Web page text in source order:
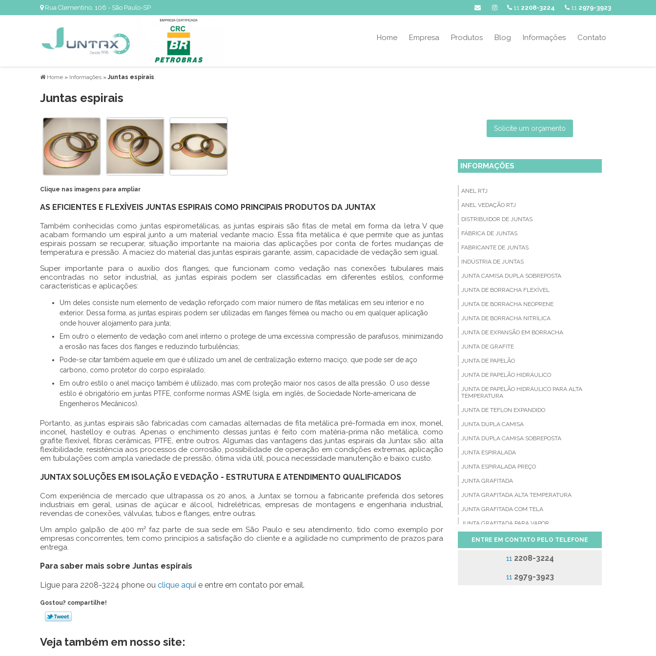
Rua Clementino, 106 - São Paulo-SP 11 2208-3224 11 2979-3923
Home Empresa Produtos Blog Informações Contato
Home » Informações »Juntas espirais
Juntas espirais
Clique nas imagens para ampliar
AS EFICIENTES E FLEXÍVEIS JUNTAS ESPIRAIS COMO PRINCIPAIS PRODUTOS DA JUNTAX
Também conhecidas como juntas espirometálicas, as juntas espiraissão fitas de metal em forma da letra V que
acabam formando um espiral junto a um material vedante macio. Essa fita metálica é que permite que as juntas
espirais possam se recuperar, situação importante na maioria das aplicações por conta de fortes mudanças de
temperatura e pressão. A maciez do material das juntas espirais garante, assim, capacidade de vedação sem igual.
Super importante para o auxílio dos flanges, que funcionam como vedação nas conexões tubulares mais
encontradas no setor industrial, as juntas espiraispodem ser classificadas em diferentes estilos, conforme
características e aplicações:
Um deles consiste num elemento de vedação reforçado com maior número de fitas metálicas em seu interior e no
exterior. Dessa forma, as juntas espirais podem ser utilizadas em flanges fêmea ou macho ou em qualquer aplicação
onde houver alojamento para junta;
Em outro o elemento de vedação com anel interno o protege de uma excessiva compressão de parafusos, minimizando
a erosão nas faces dos flanges e reduzindo turbulências;
Pode-se citar também aquele em que é utilizado um anel de centralização externo maciço, que pode ser de aço
carbono, como protetor do corpo espiralado;
Em outro estilo o anel maciço também é utilizado, mas com proteção maior nos casos de alta pressão. O uso desse
estilo é obrigatório em juntas PTFE, conforme normas ASME (sigla, em inglês, de Sociedade Norte-americana de
Engenheiros Mecânicos).
Portanto, as juntas espiraissão fabricadas com camadas alternadas de fita metálica pré-formada em inox, monel,
inconel, hastelloy e outras. Apenas o enchimento dessas juntas é feito com matéria-prima não metálica, como
grafite flexível, fibras cerâmicas, PTFE, entre outros. Algumas das vantagens das juntas espiraisda Juntax são: alta
flexibilidade, resistência aos processos de corrosão, possibilidade de operação em condições extremas, aplicação
em tubulações com ampla variedade de pressão, ótima vida útil, pouca necessidade manutenção e baixo custo.
JUNTAX SOLUÇÕES EM ISOLAÇÃO E VEDAÇÃO - ESTRUTURA E ATENDIMENTO QUALIFICADOS
Com experiência de mercado que ultrapassa os 20 anos, a Juntax se tornou a fabricante preferida dos setores
industriais em geral, usinas de açúcar e álcool, hidrelétricas, empresas de montagens e engenharia industrial,
revendas de conexões, válvulas, tubos e flanges, entre outras.
Um amplo galpão de 400 m² faz parte de sua sede em São Paulo e seu atendimento, tido como exemplo por
empresas concorrentes, tem como princípios a satisfação do cliente e a agilidade no cumprimento de prazos para
entrega.
Para saber mais sobre Juntas espirais
Ligue para 2208-3224 phone ou clique aqui e entre em contato por email.
Gostou? compartilhe!
Solicite um orçamento
INFORMAÇÕES
ANEL RTJ
ANEL VEDAÇÃO RTJ
DISTRIBUIDOR DE JUNTAS
FÁBRICA DE JUNTAS
FABRICANTE DE JUNTAS
INDÚSTRIA DE JUNTAS
JUNTA CAMISA DUPLA SOBREPOSTA
JUNTA DE BORRACHA FLEXÍVEL
JUNTA DE BORRACHA NEOPRENE
JUNTA DE BORRACHA NITRÍLICA
JUNTA DE EXPANSÃO EM BORRACHA
JUNTA DE GRAFITE
JUNTA DE PAPELÃO
JUNTA DE PAPELÃO HIDRÁULICO
JUNTA DE PAPELÃO HIDRÁULICO PARA ALTA
TEMPERATURA
JUNTA DE TEFLON EXPANDIDO
JUNTA DUPLA CAMISA
JUNTA DUPLA CAMISA SOBREPOSTA
JUNTA ESPIRALADA
JUNTA ESPIRALADA PREÇO
JUNTA GRAFITADA
JUNTA GRAFITADA ALTA TEMPERATURA
JUNTA GRAFITADA COM TELA
JUNTA GRAFITADA PARA VAPOR
JUNTA SERRILHADA
JUNTAS DE FIBRA CERÂMICA
ENTRE EM CONTATO PELO TELEFONE
11 2208-3224
11 2979-3923
Veja também em nosso site: